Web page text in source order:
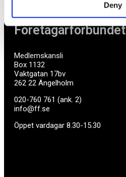
Deny
Företagarförbundet
Medlemskansli
Box 1132
Vaktgatan 17bv
262 22 Ängelholm
020-760 761 (ank. 2)
info@ff.se
Öppet vardagar 8.30-15.30